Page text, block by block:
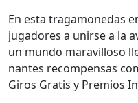
En esta trag­a­monedas
jugadores a unirse a la
un mun­do mar­avil­loso
nantes rec­om­pen­sas
Giros Gratis y Pre­mios